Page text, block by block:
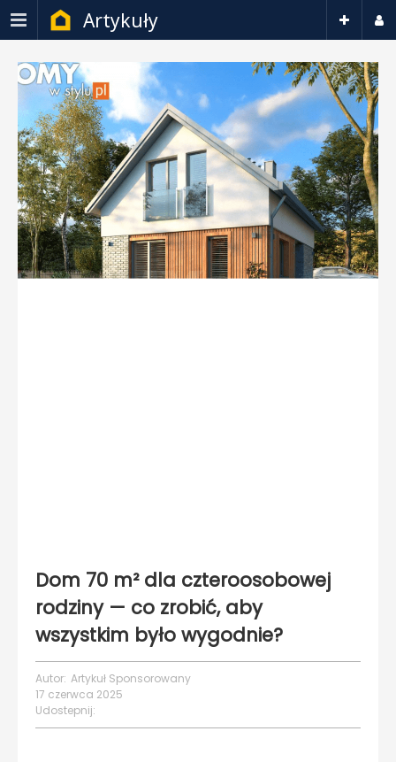
Artykuły
Dom 70 m² dla czteroosobowej
rodziny — co zrobić, aby
wszystkim było wygodnie?
Autor: Artykuł Sponsorowany
17 czerwca 2025
Udostepnij: